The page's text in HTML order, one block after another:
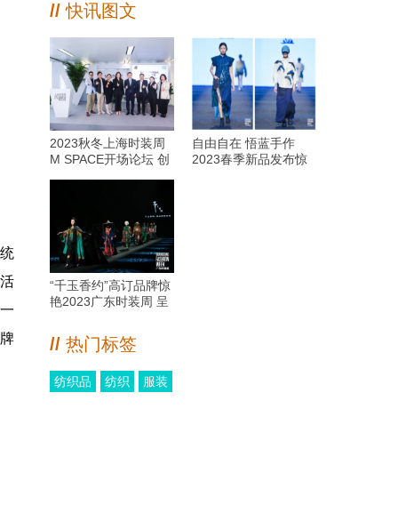
// 快讯图文
2023秋冬上海时装周
M SPACE开场论坛 创
自由自在 悟蓝手作
2023春季新品发布惊
“千玉香约”高订品牌惊
艳2023广东时装周 呈
大秀
// 热门标签
纺织品 纺织 服装